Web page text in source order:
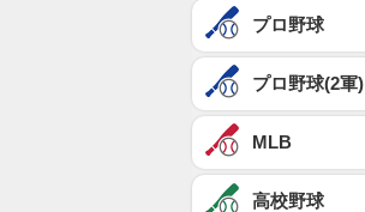
プロ野球
プロ野球(2軍)
MLB
高校野球